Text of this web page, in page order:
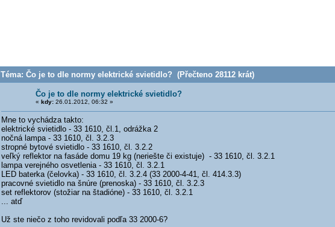
Téma: Čo je to dle normy elektrické svietidlo? (Přečteno 28112 krát)
Čo je to dle normy elektrické svietidlo?
« kdy:26.01.2012, 06:32 »
Mne to vychádza takto:
elektrické svietidlo - 33 1610, čl.1, odrážka 2
nočná lampa - 33 1610, čl. 3.2.3
stropné bytové svietidlo - 33 1610, čl. 3.2.2
veľký reflektor na fasáde domu 19 kg (neriešte či existuje) - 33 1610, čl. 3.2.1
lampa verejného osvetlenia - 33 1610, čl. 3.2.1
LED baterka (čelovka) - 33 1610, čl. 3.2.4 (33 2000-4-41, čl. 414.3.3)
pracovné svietidlo na šnúre (prenoska) - 33 1610, čl. 3.2.3
set reflektorov (stožiar na štadióne) - 33 1610, čl. 3.2.1
... atď
Už ste niečo z toho revidovali podľa 33 2000-6?